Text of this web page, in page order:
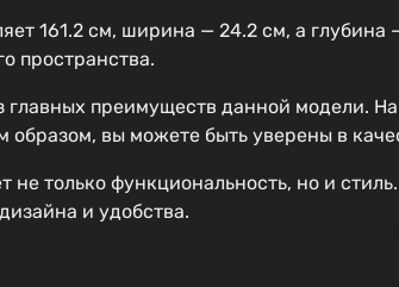
161.2 см, ширина — 24.2 см, а глубина
пространства.
преимуществ данной модели.
образом, вы можете быть уверены в
только функциональность, но и
и удобства.